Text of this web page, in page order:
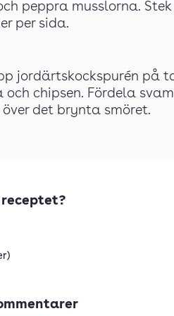
peppra musslorna.
per sida.
jordärtskockspurén på
och chipsen. Fördela
det brynta smöret.